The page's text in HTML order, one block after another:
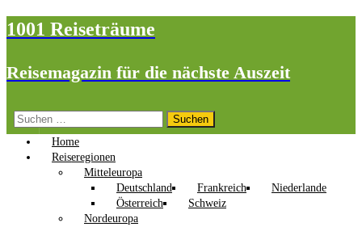
1001 Reiseträume
Reisemagazin für die nächste Auszeit
Suchen
nach:
Home
Reiseregionen
Mitteleuropa
Deutschland
Frankreich
Niederlande
Österreich
Schweiz
Nordeuropa